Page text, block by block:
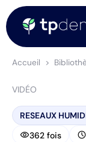
Accueil
VIDÉO
RESEAUX
visibility362 fois schedule